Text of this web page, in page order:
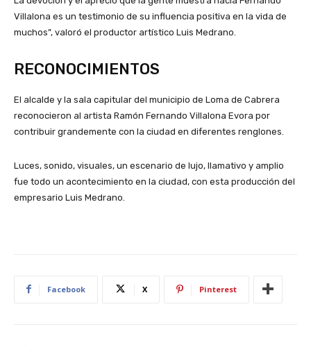
Villalona es un testimonio de su influencia positiva en la vida de
muchos”, valoró el productor artístico Luis Medrano.
RECONOCIMIENTOS
El alcalde y la sala capitular del municipio de Loma de Cabrera
reconocieron al artista Ramón Fernando Villalona Evora por
contribuir grandemente con la ciudad en diferentes renglones.
Luces, sonido, visuales, un escenario de lujo, llamativo y amplio
fue todo un acontecimiento en la ciudad, con esta producción del
empresario Luis Medrano.
Facebook X Pinterest